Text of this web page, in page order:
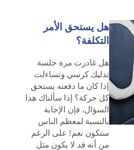
هل يستحق الأمر
التكلفة؟
هل غادرت مرة جلسة
تدليك كرسي وتساءلت
إذا كان ما دفعته يستحق
كل حركة؟ إذا سألناك هذا
السؤال، فإن الإجابة
بالنسبة لمعظم الناس
ستكون نعم! على الرغم
من أنه قد لا يكون مثل